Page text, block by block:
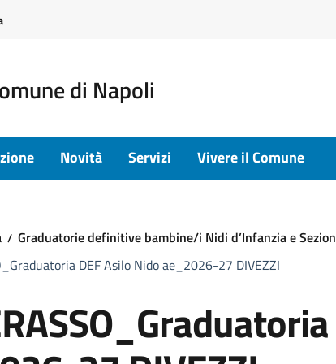
di Napoli
Novità Servizi Vivere il Comune
Graduatorie definitive bambine/i Nidi d’Infanzia e
DEF Asilo Nido ae_2026-27 DIVEZZI